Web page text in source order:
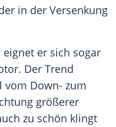
in der Versenkung
er sich sogar
. Der Trend
vom Down- zum
größerer
zu schön klingt